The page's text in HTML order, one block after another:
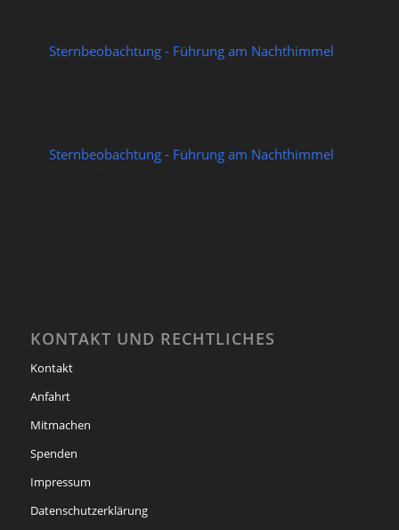
Sternbeobachtung - Führung am Nachthimmel
Sternbeobachtung - Führung am Nachthimmel
KONTAKT UND RECHTLICHES
Kontakt
Anfahrt
Mitmachen
Spenden
Impressum
Datenschutzerklärung